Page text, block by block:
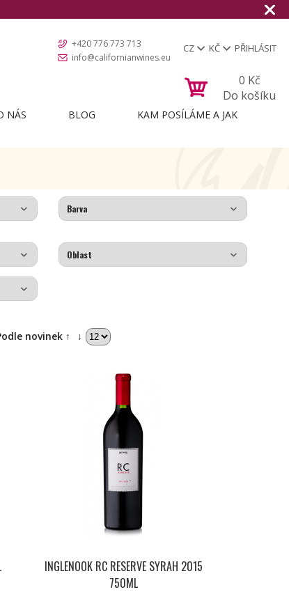
+420 776 773 713
info@californianwines.eu
CZ KČ PŘIHLÁSIT
0 Kč
Do košíku
NÁS BLOG
KAM POSÍLÁME A JAK
novinek ↑ ↓
INGLENOOK RC RESERVE SYRAH 2015
750ML